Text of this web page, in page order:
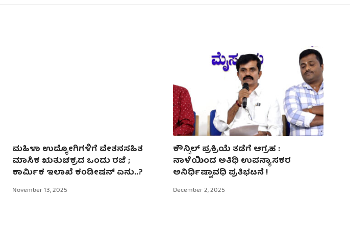
ಮಹಿಳಾ ಉದ್ಯೋಗಿಗಳಿಗೆ ವೇತನಸಹಿತ
ಮಾಸಿಕ ಋತುಚಕ್ರದ ಒಂದು ರಜೆ ;
ಕಾರ್ಮಿಕ ಇಲಾಖೆ ಕಂಡೀಷನ್ ಏನು..?
November 13, 2025
ಕೌನ್ಸಿಲ್‌ ಪ್ರಕ್ರಿಯೆ ತಡೆಗೆ ಆಗ್ರಹ :
ನಾಳೆಯಿಂದ ಅತಿಥಿ ಉಪನ್ಯಾಸಕರ
ಅನಿರ್ಧಿಷ್ಟಾವಧಿ ಪ್ರತಿಭಟನೆ !
December 2, 2025